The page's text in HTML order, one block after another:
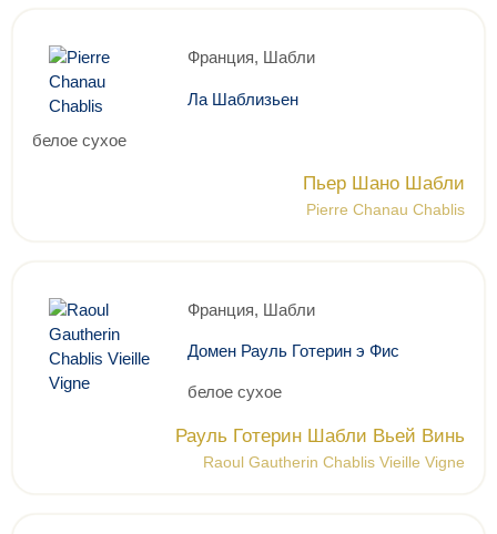
Франция, Шабли
Ла Шаблизьен
белое сухое
Пьер Шано Шабли
Pierre Chanau Chablis
Франция, Шабли
Домен Рауль Готерин э Фис
белое сухое
Рауль Готерин Шабли Вьей Винь
Raoul Gautherin Chablis Vieille Vigne